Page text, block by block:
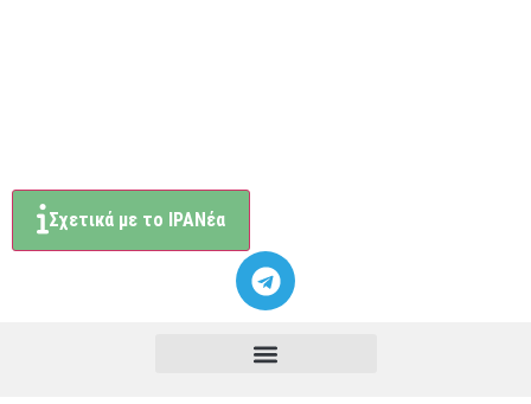
Σχετικά με το ΙΡΑΝέα